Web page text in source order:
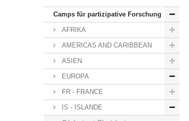
Camps für partizipative Forschung
AFRIKA
AMERICAS AND CARIBBEAN
ASIEN
EUROPA
FR - FRANCE
IS - ISLANDE